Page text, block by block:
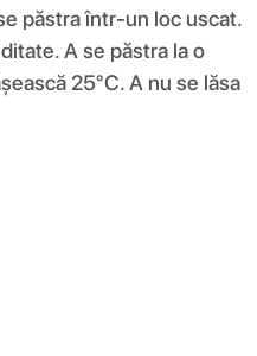
păstra într-un loc uscat.
A se păstra la o
25°C. A nu se lăsa